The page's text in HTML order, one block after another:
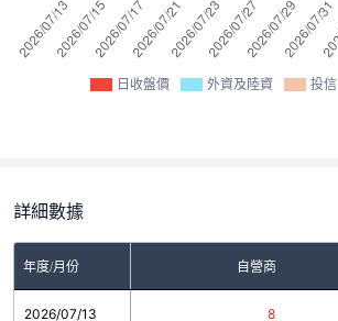
日收盤價 外資及陸資 投信
詳細數據
年度/月份 自營商
2026/07/13 8